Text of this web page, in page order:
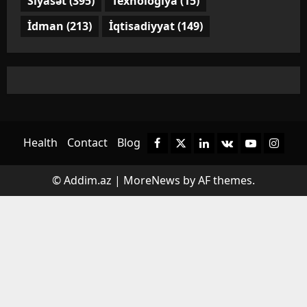
İdman (213) İqtisadiyyat(149)
Health Contact Blog Facebook
TwitterLinkedin
VK Youtube
© Addim.az | MoreNews by AF themes.